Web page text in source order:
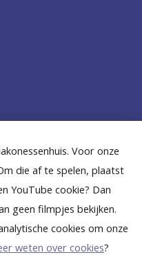
Voor onze
die af te spelen, plaatst
YouTube cookie? Dan
geen filmpjes bekijken.
cookies om onze
weten over cookies?
B
e
k